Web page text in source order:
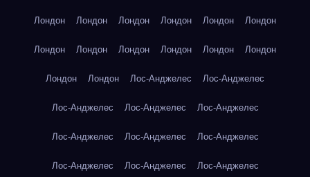
Лондон Лондон Лондон Лондон Лондон Лондон
Лондон Лондон Лондон Лондон Лондон Лондон
Лондон Лондон Лос-Анджелес Лос-Анджелес
Лос-Анджелес Лос-Анджелес Лос-Анджелес
Лос-Анджелес Лос-Анджелес Лос-Анджелес
Лос-Анджелес Лос-Анджелес Лос-Анджелес